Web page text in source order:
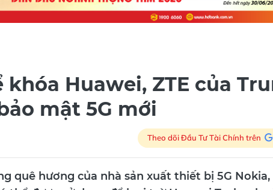
khóa Huawei, ZTE của
mật 5G mới
Theo dõi Đầu Tư Tài Chính trên
quê hương của nhà sản xuất thiết bị 5G